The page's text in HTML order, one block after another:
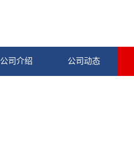
公司介绍 公司动态